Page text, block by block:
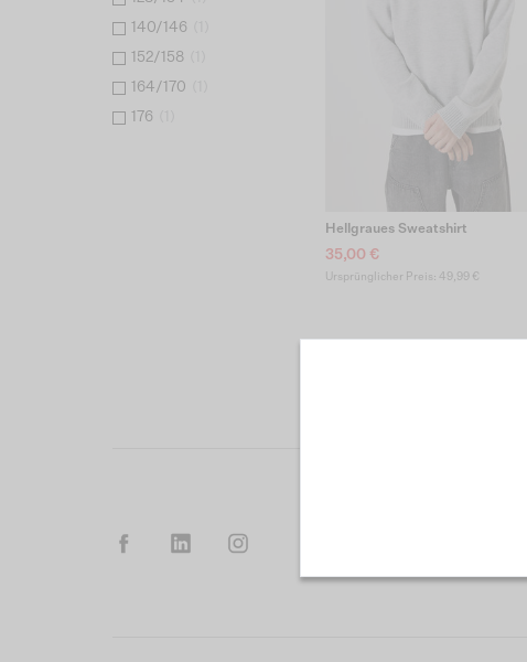
140/146
152/158
164/170
176
Hellgraues Sweatshirt
35,00 €
Ursprünglicher Preis: 49,99 €